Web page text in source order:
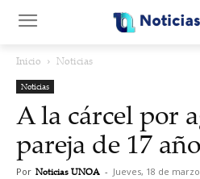
Inicio Noticias
Noticias
A la cárcel por
pareja de 17
Por Noticias UNOA - Jueves, 18 de